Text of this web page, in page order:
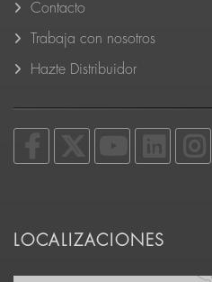
Contacto
Trabaja con nosotros
Hazte Distribuidor
LOCALIZACIONES